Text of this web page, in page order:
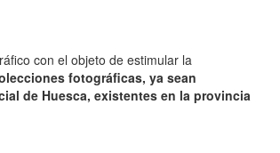
con el objeto de estimular la
fotográficas, ya sean
de Huesca, existentes en la provincia